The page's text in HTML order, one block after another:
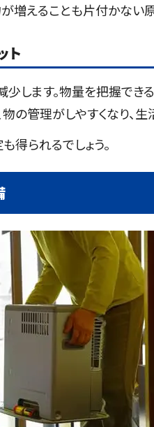
えることも片付かない原
ト
します。物量を把握でき
の管理がしやすくなり、生
られるでしょう。